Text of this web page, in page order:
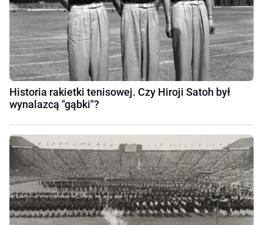
Historia rakietki tenisowej. Czy Hiroji Satoh był
wynalazcą "gąbki"?